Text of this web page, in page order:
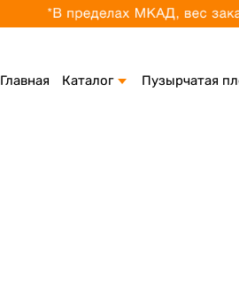
Главная Каталог Пузырчатая